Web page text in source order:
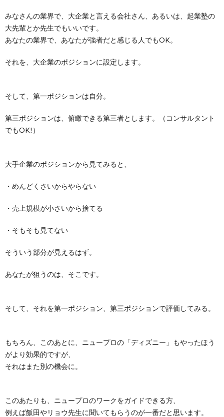
みなさんの業界で、大企業と言える会社さん、あるいは、起業塾の
大先輩とか先生でもいいです。
あなたの業界で、あなたが強者だと感じる人でもOK。
それを、大企業のポジションに設定します。
そして、第一ポジションは自分。
第三ポジションは、俯瞰できる第三者とします。（コンサルタント
でもOK!）
大手企業のポジションから見てみると、
・めんどくさいからやらない
・売上規模が小さいから捨てる
・そもそも見てない
そういう部分が見えるはず。
あなたが狙うのは、そこです。
そして、それを第一ポジション、第三ポジションで評価してみる。
もちろん、このあとに、ニュープロの「ディズニー」もやったほう
がより効果的ですが、
それはまた別の機会に。
このあたりも、ニュープロのワークをガイドできる方、
例えば飯田やリョウ先生に聞いてもらうのが一番だと思います。